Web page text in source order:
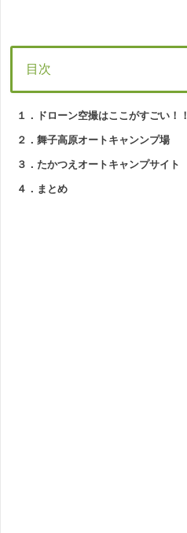
目次
１．ドローン空撮はここがすごい！！
２．舞子高原オートキャンンプ場
３．たかつえオートキャンプサイト
４．まとめ